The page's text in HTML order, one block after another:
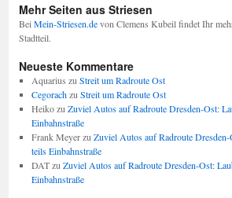
Mehr Seiten aus Striesen
Bei Mein-Striesen.devon Clemens Kubeil findet Ihr
Stadtteil.
Neueste Kommentare
Aquarius zu Streit um Radroute Ost
Cegorachzu Streit um Radroute Ost
Heikozu Zuviel Autos auf Radroute Dresden-Ost:
Einbahnstraße
Frank Meyerzu Zuviel Autos auf Radroute
teils Einbahnstraße
DATzu Zuviel Autos auf Radroute Dresden-Ost:
Einbahnstraße